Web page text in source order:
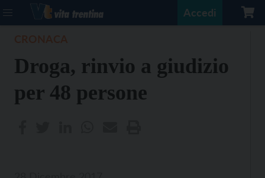
Accedi
Droga, rinvio a giudizio
per 48 persone